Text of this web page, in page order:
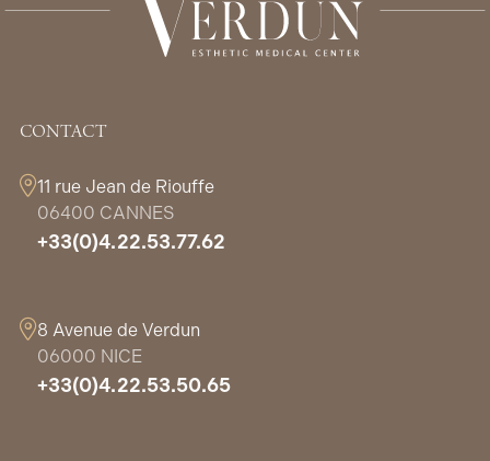
CONTACT
11 rue Jean de Riouffe
06400 CANNES
+33(0)4.22.53.77.62
8 Avenue de Verdun
06000 NICE
+33(0)4.22.53.50.65